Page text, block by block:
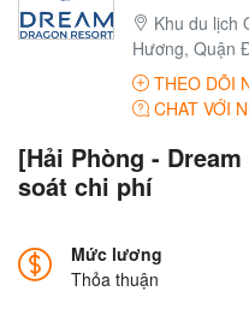
Khu du lịch
Hương, Quận
THEO DÕI
CHAT VỚI
[Hải Phòng -
soát chi phí
Mức lương
Thỏa thuận